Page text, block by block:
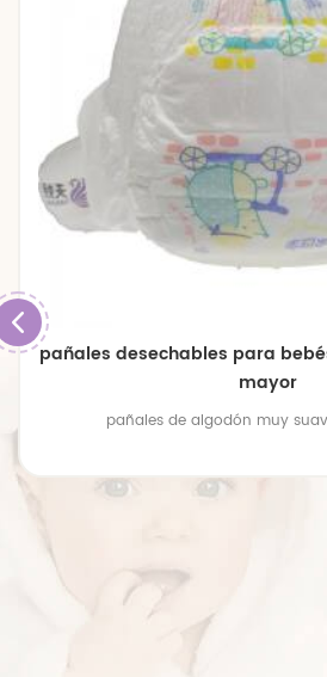
pañales desechables para
mayor
pañales de algodón muy